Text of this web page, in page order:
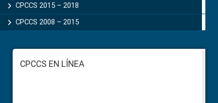
CPCCS 2015 – 2018
CPCCS 2008 – 2015
FooterCPCCS EN LÍNEA